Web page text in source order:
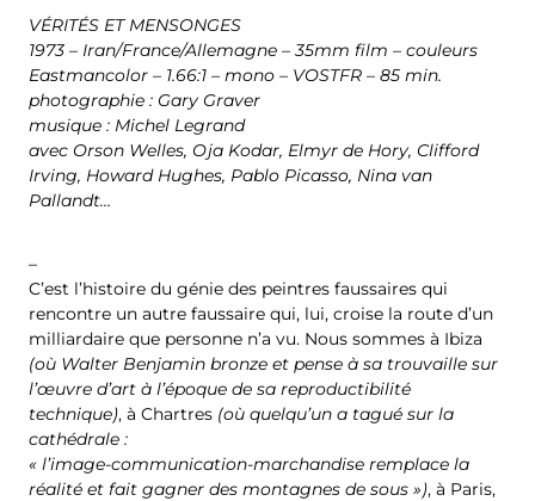
VÉRITÉS ET MENSONGES
1973 – Iran/France/Allemagne – 35mm film – couleurs
Eastmancolor – 1.66:1 – mono – VOSTFR – 85 min.
photographie : Gary Graver
musique : Michel Legrand
avec Orson Welles, Oja Kodar, Elmyr de Hory, Clifford
Irving, Howard Hughes, Pablo Picasso, Nina van
Pallandt…
–
C’est l’histoire du génie des peintres faussaires qui
rencontre un autre faussaire qui, lui, croise la route d’un
milliardaire que personne n’a vu. Nous sommes à Ibiza
(où Walter Benjamin bronze et pense à sa trouvaille sur
l’œuvre d’art à l’époque de sa reproductibilité
technique), à Chartres (où quelqu’un a tagué sur la
cathédrale :
« l’image-communication-marchandise remplace la
réalité et fait gagner des montagnes de sous »), à Paris,